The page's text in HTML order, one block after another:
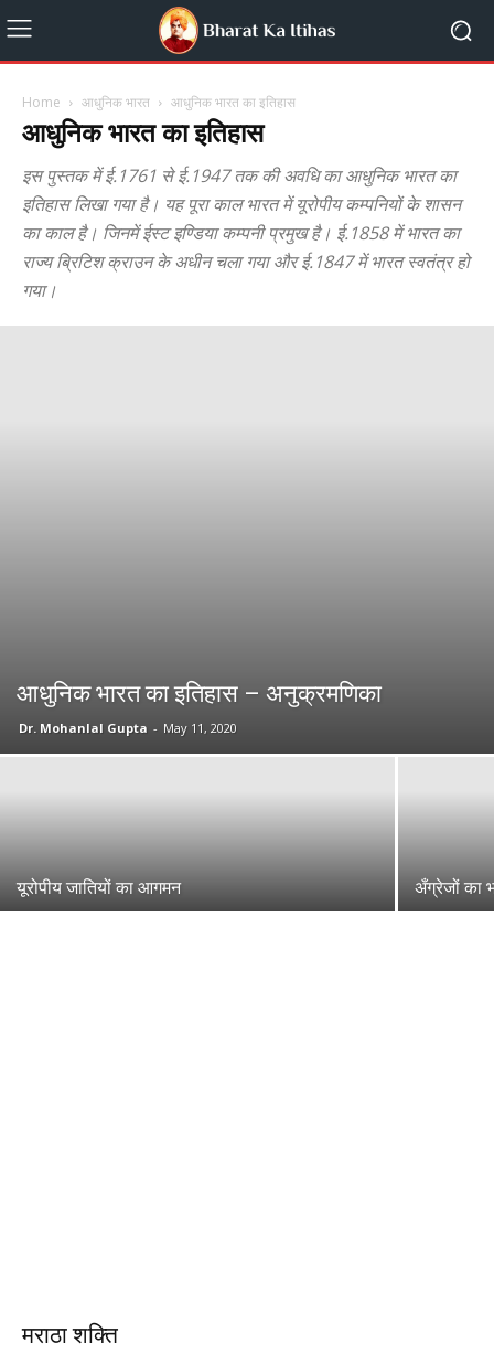
Home आधुनिक भारत आधुनिक भारत का इतिहास
आधुनिक भारत का इतिहास
इस पुस्तक में ई.1761 से ई.1947 तक की अवधि का आधुनिक भारत का
इतिहास लिखा गया है। यह पूरा काल भारत में यूरोपीय कम्पनियों के शासन
का काल है। जिनमें ईस्ट इण्डिया कम्पनी प्रमुख है। ई.1858 में भारत का
राज्य ब्रिटिश क्राउन के अधीन चला गया और ई.1847 में भारत स्वतंत्र हो
गया।
आधुनिक भारत का इतिहास – अनुक्रमणिका
Dr. Mohanlal Gupta - May 11, 2020
यूरोपीय जातियों का आगमन अँग्रेजों का
मराठा शक्ति